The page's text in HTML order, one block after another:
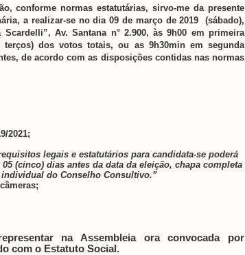
conforme normas estatutárias, sirvo-me da presente
a realizar-se no dia09 de março de 2019 (sábado),
Scardelli”, Av. Santana n° 2.900,às 9h00 em primeira
terços) dos votos totais, ou as 9h30minem segunda
de acordo com as disposições contidas nas normas
2021;
legais e estatutários para candidata-se poderá
(cinco) dias antes da data da eleição, chapa completa
do Conselho Consultivo.”
na Assembleia ora convocada por
com o Estatuto Social.